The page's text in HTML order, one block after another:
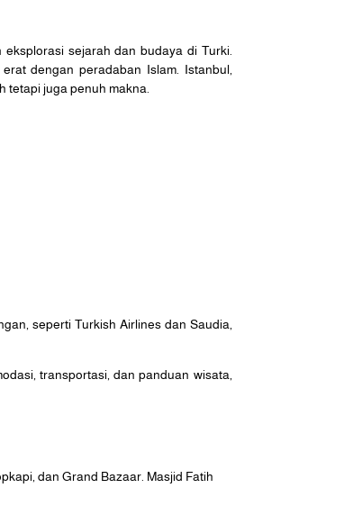
sejarah dan budaya di Turki.
dengan peradaban Islam. Istanbul,
tetapi juga penuh makna.
seperti Turkish Airlines dan Saudia,
transportasi, dan panduan wisata,
dan Grand Bazaar. Masjid Fatih